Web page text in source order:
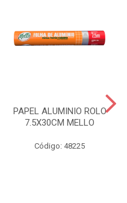
PAPEL ALUMINIO ROLO
7.5X30CM MELLO
Código: 48225